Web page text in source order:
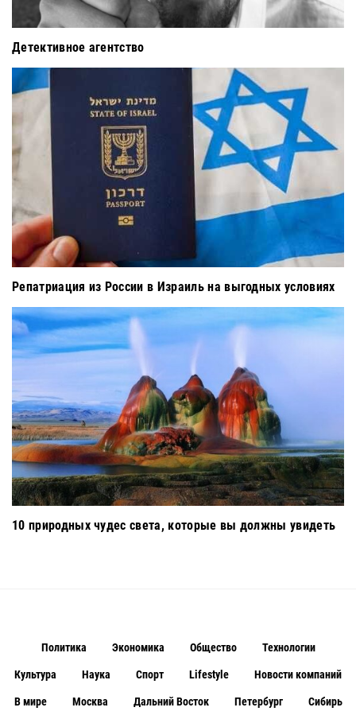
Детективное агентство
Репатриация из России в Израиль на выгодных условиях
10 природных чудес света, которые вы должны увидеть
Политика Экономика Общество Технологии
Культура Наука Спорт Lifestyle Новости компаний
В мире Москва Дальний Восток Петербург Сибирь